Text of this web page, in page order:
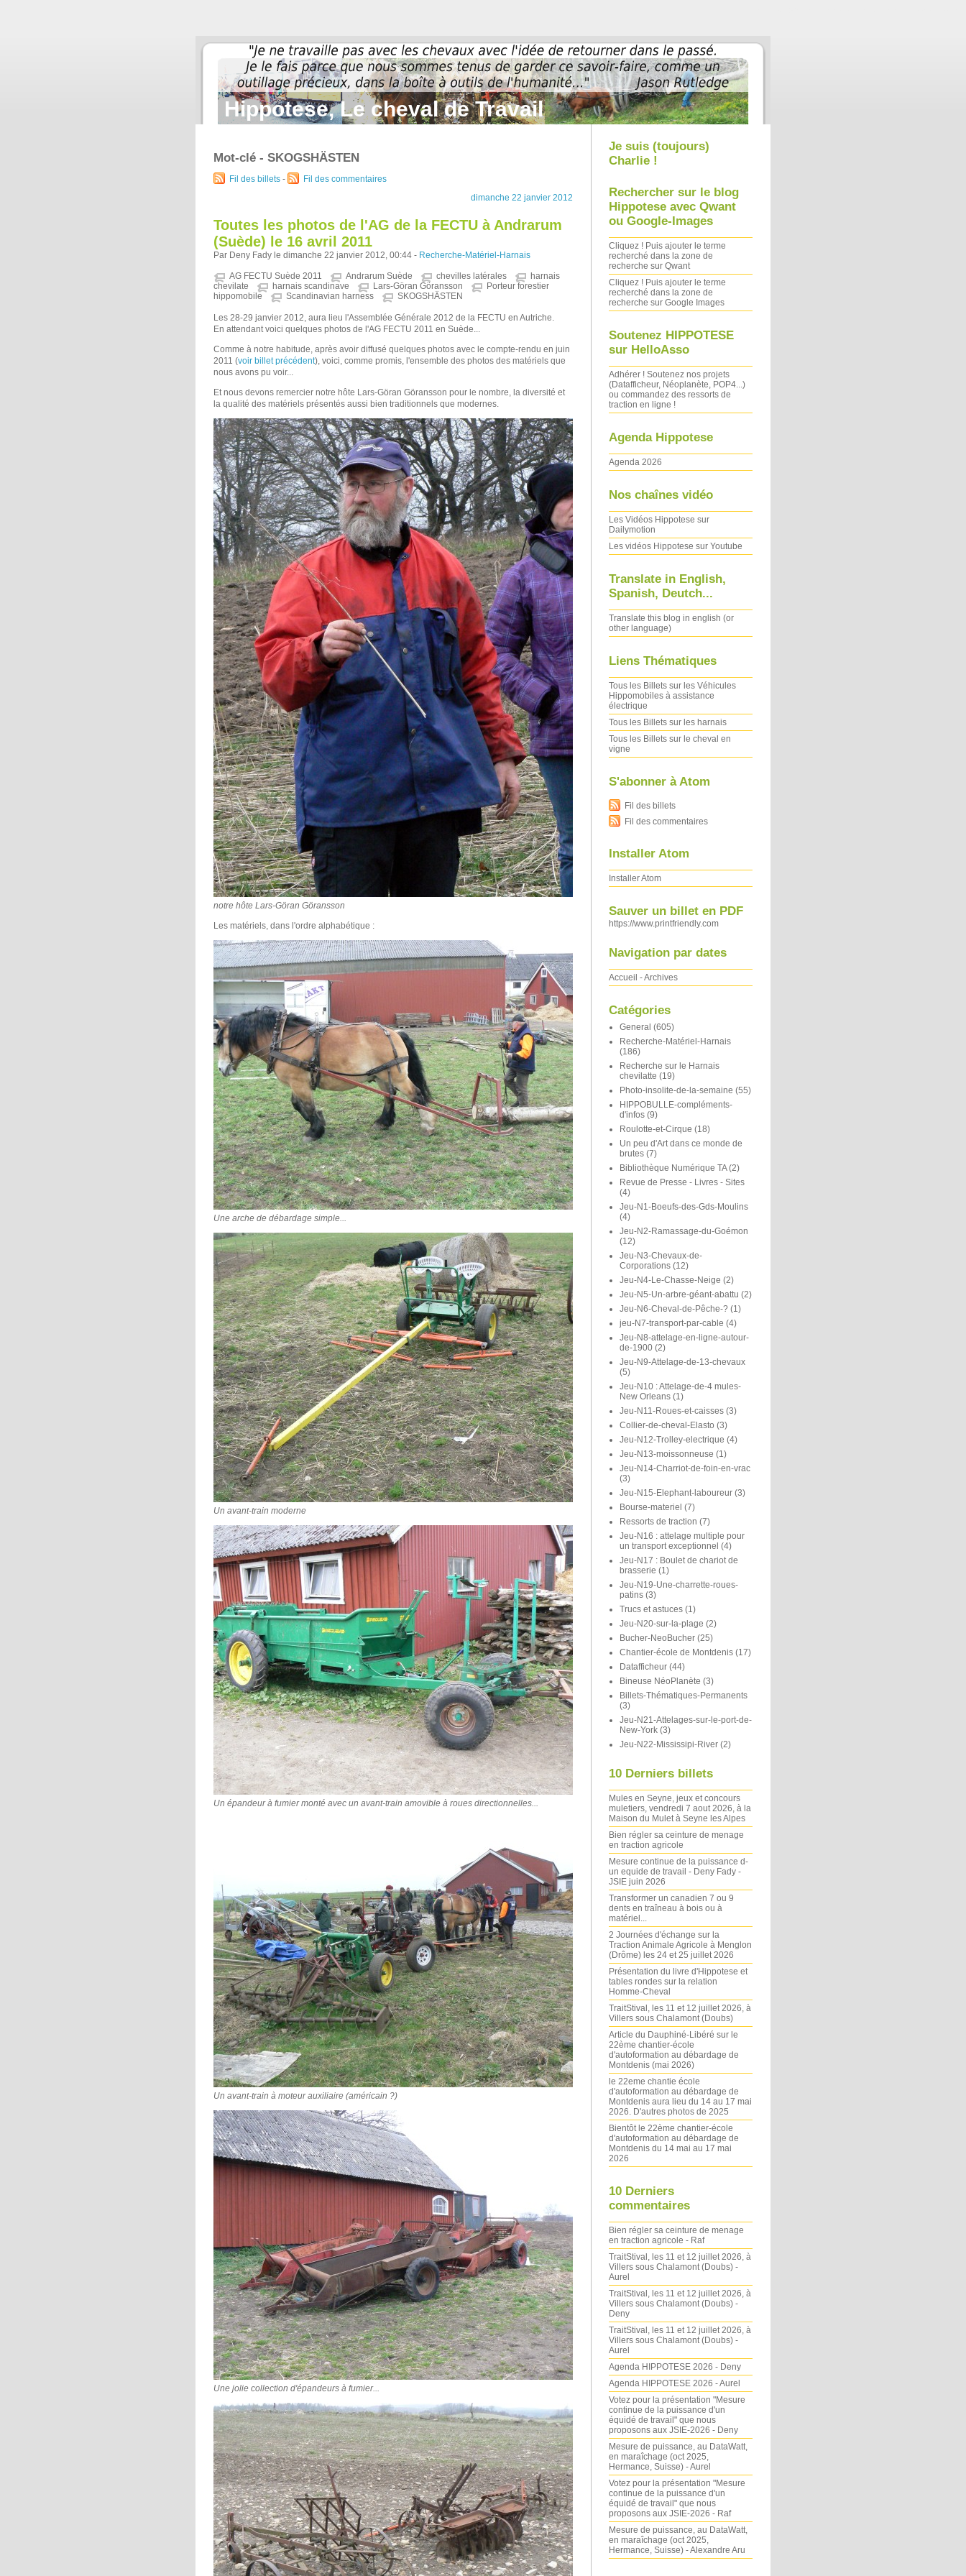
Hippotese, Le cheval de Travail
Mot-clé - SKOGSHÄSTEN
Fil des billets -
Fil des commentaires
dimanche 22 janvier 2012
Toutes les photos de l'AG de la FECTU à Andrarum
(Suède) le 16 avril 2011
Par Deny Fady le dimanche 22 janvier 2012, 00:44 - Recherche-Matériel-Harnais
AG FECTU Suède 2011 Andrarum Suède chevilles latérales
harnais
chevilate
harnais scandinave Lars-Göran Göransson
Porteur forestier
hippomobile
Scandinavian harness SKOGSHÄSTEN
Les 28-29 janvier 2012, aura lieu l'Assemblée Générale 2012 de la FECTU en Autriche.
En attendant voici quelques photos de l'AG FECTU 2011 en Suède...
Comme à notre habitude, après avoir diffusé quelques photos avec le compte-rendu en juin
2011 (voir billet précédent), voici, comme promis, l'ensemble des photos des matériels que
nous avons pu voir...
Et nous devons remercier notre hôte Lars-Göran Göransson pour le nombre, la diversité et
la qualité des matériels présentés aussi bien traditionnels que modernes.
notre hôte Lars-Göran Göransson
Les matériels, dans l'ordre alphabétique :
Une arche de débardage simple...
Un avant-train moderne
Un épandeur à fumier monté avec un avant-train amovible à roues directionnelles...
Un avant-train à moteur auxiliaire (américain ?)
Une jolie collection d'épandeurs à fumier...
Je suis (toujours)
Charlie !
Rechercher sur le blog
Hippotese avec Qwant
ou Google-Images
Cliquez ! Puis ajouter le terme
recherché dans la zone de
recherche sur Qwant
Cliquez ! Puis ajouter le terme
recherché dans la zone de
recherche sur Google Images
Soutenez HIPPOTESE
sur HelloAsso
Adhérer ! Soutenez nos projets
(Datafficheur, Néoplanète, POP4...)
ou commandez des ressorts de
traction en ligne !
Agenda Hippotese
Agenda 2026
Nos chaînes vidéo
Les Vidéos Hippotese sur
Dailymotion
Les vidéos Hippotese sur Youtube
Translate in English,
Spanish, Deutch...
Translate this blog in english (or
other language)
Liens Thématiques
Tous les Billets sur les Véhicules
Hippomobiles à assistance
électrique
Tous les Billets sur les harnais
Tous les Billets sur le cheval en
vigne
S'abonner à Atom
Fil des billets
Fil des commentaires
Installer Atom
Installer Atom
Sauver un billet en PDF
https://www.printfriendly.com
Navigation par dates
Accueil -Archives
Catégories
General (605)
Recherche-Matériel-Harnais
(186)
Recherche sur le Harnais
chevilatte (19)
Photo-insolite-de-la-semaine (55)
HIPPOBULLE-compléments-
d'infos (9)
Roulotte-et-Cirque (18)
Un peu d'Art dans ce monde de
brutes (7)
Bibliothèque Numérique TA (2)
Revue de Presse - Livres - Sites
(4)
Jeu-N1-Boeufs-des-Gds-Moulins
(4)
Jeu-N2-Ramassage-du-Goémon
(12)
Jeu-N3-Chevaux-de-
Corporations (12)
Jeu-N4-Le-Chasse-Neige (2)
Jeu-N5-Un-arbre-géant-abattu (2)
Jeu-N6-Cheval-de-Pêche-? (1)
jeu-N7-transport-par-cable (4)
Jeu-N8-attelage-en-ligne-autour-
de-1900 (2)
Jeu-N9-Attelage-de-13-chevaux
(5)
Jeu-N10 : Attelage-de-4 mules-
New Orleans (1)
Jeu-N11-Roues-et-caisses (3)
Collier-de-cheval-Elasto (3)
Jeu-N12-Trolley-electrique (4)
Jeu-N13-moissonneuse (1)
Jeu-N14-Charriot-de-foin-en-vrac
(3)
Jeu-N15-Elephant-laboureur (3)
Bourse-materiel (7)
Ressorts de traction (7)
Jeu-N16 : attelage multiple pour
un transport exceptionnel (4)
Jeu-N17 : Boulet de chariot de
brasserie (1)
Jeu-N19-Une-charrette-roues-
patins (3)
Trucs et astuces (1)
Jeu-N20-sur-la-plage (2)
Bucher-NeoBucher (25)
Chantier-école de Montdenis (17)
Datafficheur (44)
Bineuse NéoPlanète (3)
Billets-Thématiques-Permanents
(3)
Jeu-N21-Attelages-sur-le-port-de-
New-York (3)
Jeu-N22-Mississipi-River (2)
10 Derniers billets
Mules en Seyne, jeux et concours
muletiers, vendredi 7 aout 2026, à la
Maison du Mulet à Seyne les Alpes
Bien régler sa ceinture de menage
en traction agricole
Mesure continue de la puissance d-
un equide de travail - Deny Fady -
JSIE juin 2026
Transformer un canadien 7 ou 9
dents en traîneau à bois ou à
matériel...
2 Journées d'échange sur la
Traction Animale Agricole à Menglon
(Drôme) les 24 et 25 juillet 2026
Présentation du livre d'Hippotese et
tables rondes sur la relation
Homme-Cheval
TraitStival, les 11 et 12 juillet 2026, à
Villers sous Chalamont (Doubs)
Article du Dauphiné-Libéré sur le
22ème chantier-école
d'autoformation au débardage de
Montdenis (mai 2026)
le 22eme chantie école
d'autoformation au débardage de
Montdenis aura lieu du 14 au 17 mai
2026. D'autres photos de 2025
Bientôt le 22ème chantier-école
d'autoformation au débardage de
Montdenis du 14 mai au 17 mai
2026
10 Derniers
commentaires
Bien régler sa ceinture de menage
en traction agricole - Raf
TraitStival, les 11 et 12 juillet 2026, à
Villers sous Chalamont (Doubs) -
Aurel
TraitStival, les 11 et 12 juillet 2026, à
Villers sous Chalamont (Doubs) -
Deny
TraitStival, les 11 et 12 juillet 2026, à
Villers sous Chalamont (Doubs) -
Aurel
Agenda HIPPOTESE 2026 - Deny
Agenda HIPPOTESE 2026 - Aurel
Votez pour la présentation "Mesure
continue de la puissance d'un
équidé de travail" que nous
proposons aux JSIE-2026 - Deny
Mesure de puissance, au DataWatt,
en maraîchage (oct 2025,
Hermance, Suisse) - Aurel
Votez pour la présentation "Mesure
continue de la puissance d'un
équidé de travail" que nous
proposons aux JSIE-2026 - Raf
Mesure de puissance, au DataWatt,
en maraîchage (oct 2025,
Hermance, Suisse) - Alexandre Aru